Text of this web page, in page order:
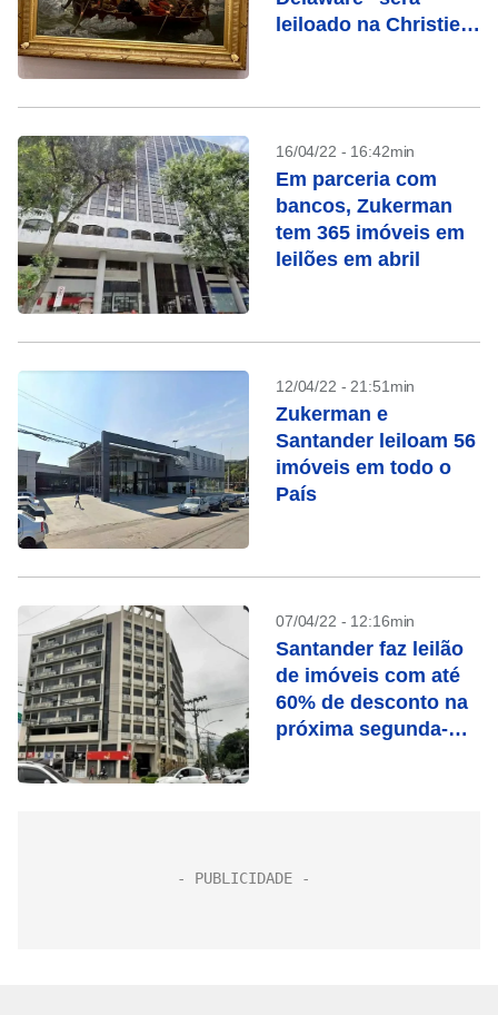
leiloado na Christie’s
16/04/22 - 16:42min
Em parceria com
bancos, Zukerman
tem 365 imóveis em
leilões em abril
12/04/22 - 21:51min
Zukerman e
Santander leiloam 56
imóveis em todo o
País
07/04/22 - 12:16min
Santander faz leilão
de imóveis com até
60% de desconto na
próxima segunda-